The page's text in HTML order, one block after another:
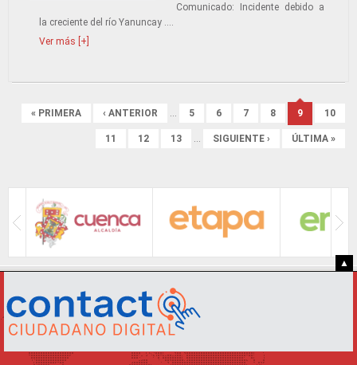
Comunicado: Incidente debido a
la creciente del río Yanuncay ....
Ver más [+]
« PRIMERA ‹ ANTERIOR 5 6 7 8 9 10
11 12 13 SIGUIENTE › ÚLTIMA »
▲